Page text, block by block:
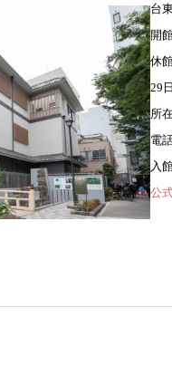
台
開
休
29
所
電
入
公